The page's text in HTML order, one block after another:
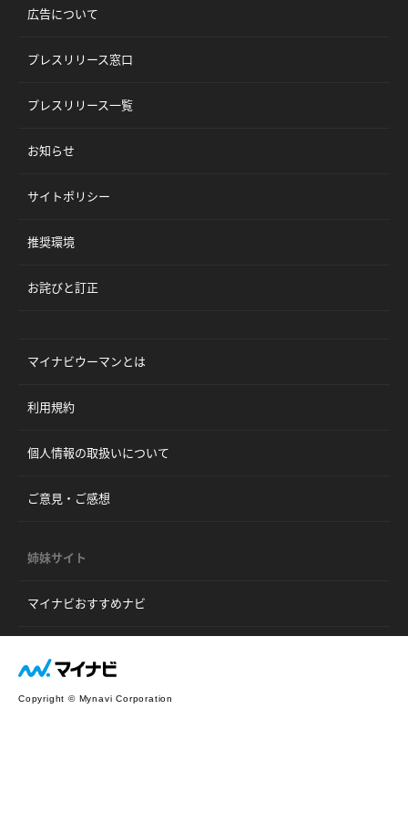
広告について
プレスリリース窓口
プレスリリース一覧
お知らせ
サイトポリシー
推奨環境
お詫びと訂正
マイナビウーマンとは
利用規約
個人情報の取扱いについて
ご意見・ご感想
姉妹サイト
マイナビおすすめナビ
Copyright © Mynavi Corporation